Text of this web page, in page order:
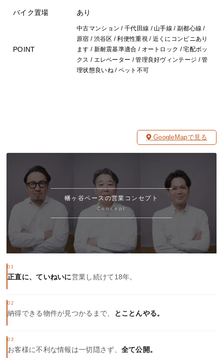
バイク置場 あり
POINT
中古マンション / 千代田線 / 山手線 / 副都心線 /
原宿 / 渋谷区 / 利便性重視 / 近くにコンビニあり
ます / 新耐震基準適合 / オートロック / 宅配ボッ
クス / エレベーター / 管理良好ヴィンテージ / 管
理状態良いね / ペット不可
GoogleMapで見る
幡ヶ谷ベースの営業コンセプト
Concept
01
正直に、ていねいに営業し続けて18年。
02
納得できる物件が見つかるまで、 とことんやる。
03
お客様に不利な情報は一切隠さず、 全て公開。